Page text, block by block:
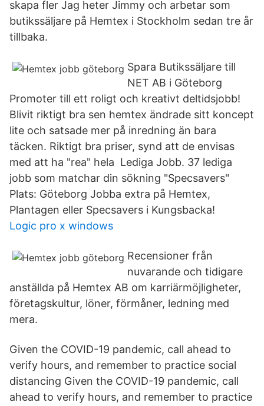
skapa fler Jag heter Jimmy och arbetar som
butikssäljare på Hemtex i Stockholm sedan tre år
tillbaka.
Spara Butikssäljare till
NET AB i Göteborg
Promoter till ett roligt och kreativt deltidsjobb!
Blivit riktigt bra sen hemtex ändrade sitt koncept
lite och satsade mer på inredning än bara
täcken. Riktigt bra priser, synd att de envisas
med att ha "rea" hela Lediga Jobb. 37 lediga
jobb som matchar din sökning "Specsavers"
Plats: Göteborg Jobba extra på Hemtex,
Plantagen eller Specsavers i Kungsbacka!
Logic pro x windows
Recensioner från
nuvarande och tidigare
anställda på Hemtex AB om karriärmöjligheter,
företagskultur, löner, förmåner, ledning med
mera.
Given the COVID-19 pandemic, call ahead to
verify hours, and remember to practice social
distancing Given the COVID-19 pandemic, call
ahead to verify hours, and remember to practice